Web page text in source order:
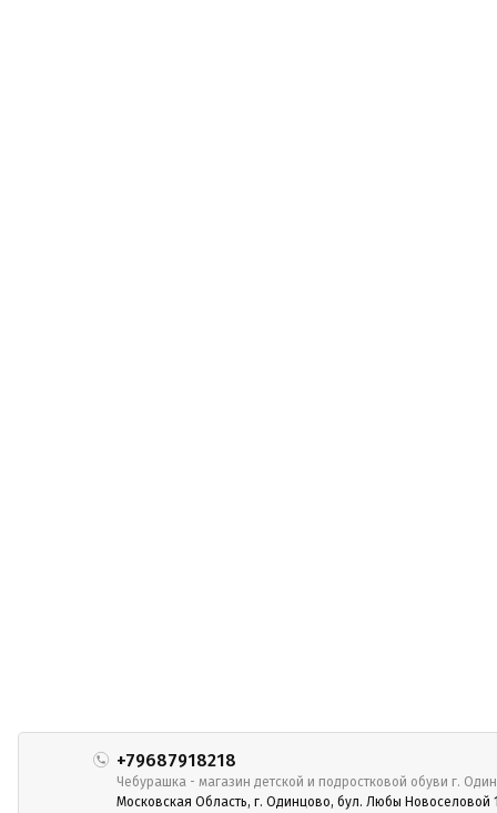
+79687918218
Чебурашка - магазин детской и подростковой обуви г.
Московская Область, г. Одинцово, бул. Любы Новоселовой